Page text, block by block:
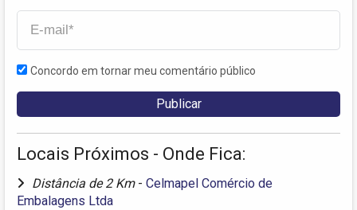
Concordo em tornar meu comentário público
Locais Próximos - Onde Fica:
Distância de 2 Km - Celmapel Comércio de
Embalagens Ltda